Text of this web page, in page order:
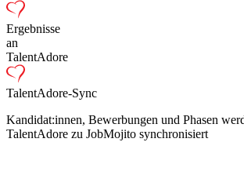
Ergebnisse
an
TalentAdore
TalentAdore-Sync
Kandidat:innen, Bewerbungen und Phasen
TalentAdore zu JobMojito synchronisiert